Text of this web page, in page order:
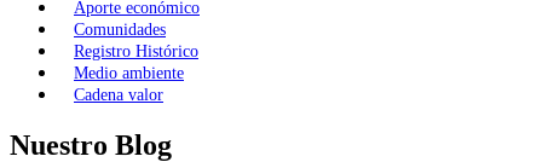
Aporte económico
Comunidades
Registro Histórico
Medio ambiente
Cadena valor
Nuestro Blog